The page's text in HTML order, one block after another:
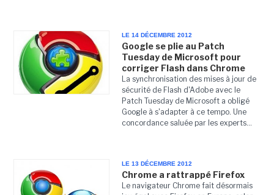
LE 14 DÉCEMBRE 2012
Google se plie au Patch
Tuesday de Microsoft pour
corriger Flash dans Chrome
La synchronisation des mises à jour de
sécurité de Flash d'Adobe avec le
Patch Tuesday de Microsoft a obligé
Google à s'adapter à ce tempo. Une
concordance saluée par les experts...
LE 13 DÉCEMBRE 2012
Chrome a rattrappé Firefox
Le navigateur Chrome fait désormais